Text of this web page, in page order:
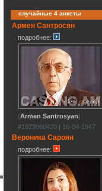
случайные 4 анкеты
Армен Сантросян
подробнее:
(Armen Santrosyan)
#1029060420 | 16-04-1947
Вероника Сароян
подробнее: